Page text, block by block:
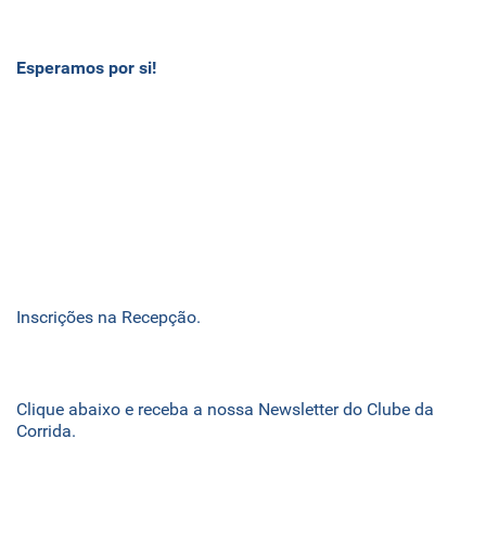
Esperamos por si!
Inscrições na Recepção.
Clique abaixo e receba a nossa Newsletter do Clube da
Corrida.